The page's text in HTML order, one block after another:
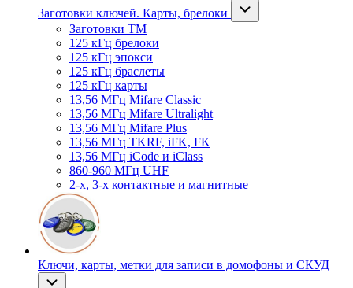
Заготовки ключей. Карты, брелоки
Заготовки ТМ
125 кГц брелоки
125 кГц эпокси
125 кГц браслеты
125 кГц карты
13,56 МГц Mifare Classic
13,56 МГц Mifare Ultralight
13,56 МГц Mifare Plus
13,56 МГц TKRF, iFK, FK
13,56 МГц iCode и iClass
860-960 МГц UHF
2-х, 3-х контактные и магнитные
Ключи, карты, метки для записи в домофоны и СКУД